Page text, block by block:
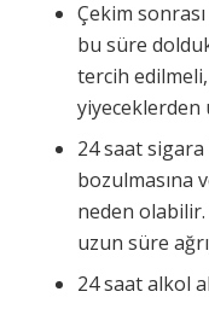
Çekim
bu süre
tercih
yiyeceklerden
24 saat sigara
bozulmasına
neden olabilir.
uzun süre
24 saat alkol